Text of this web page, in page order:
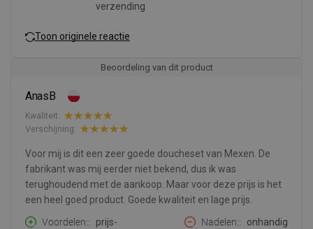
verzending
Toon originele reactie
Beoordeling van dit product
AnasB
Kwaliteit:
Verschijning:
Voor mij is dit een zeer goede doucheset van Mexen. De
fabrikant was mij eerder niet bekend, dus ik was
terughoudend met de aankoop. Maar voor deze prijs is het
een heel goed product. Goede kwaliteit en lage prijs.
Voordelen:
prijs-
Nadelen:
onhandig